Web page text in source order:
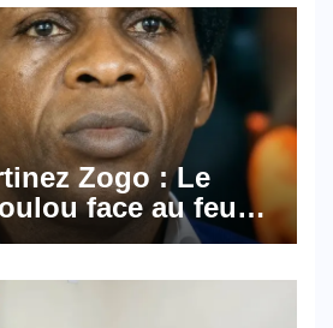
Zogo : Le
face au feu
de la